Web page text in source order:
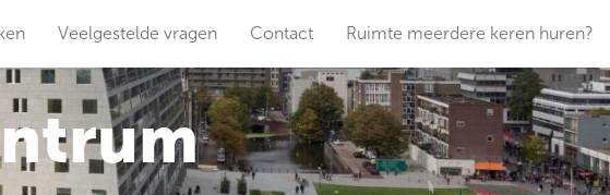
Veelgestelde vragen Contact Ruimte meerdere keren huren?